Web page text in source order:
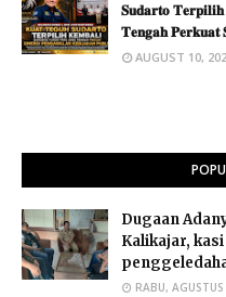
𝐒𝐮𝐝𝐚𝐫𝐭𝐨
𝐓𝐞𝐧𝐠𝐚𝐡 𝐏𝐞𝐫𝐤𝐮𝐚𝐭
AUGUST 10,
Dugaan
Kalikajar,
RABU,